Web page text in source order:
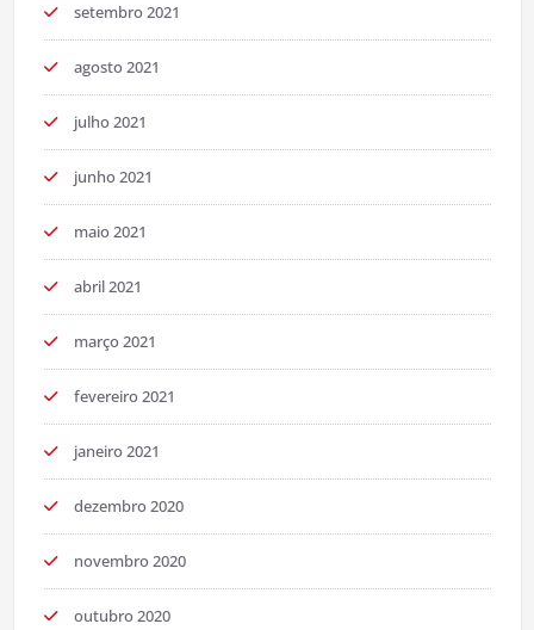
setembro 2021
agosto 2021
julho 2021
junho 2021
maio 2021
abril 2021
março 2021
fevereiro 2021
janeiro 2021
dezembro 2020
novembro 2020
outubro 2020